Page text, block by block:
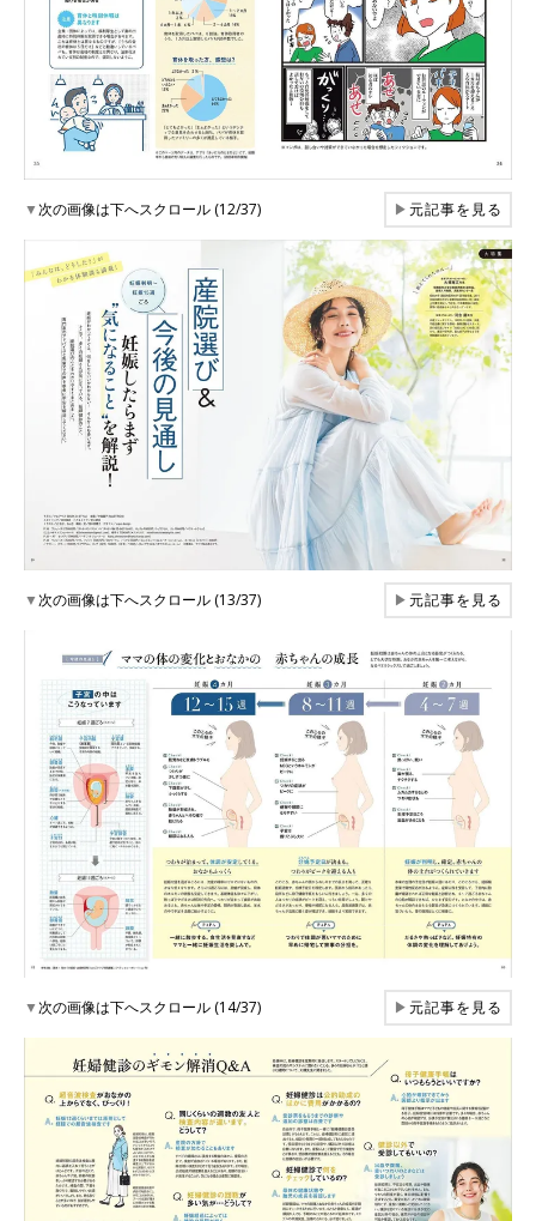
▼次の画像は下へスクロール (12/37) ▶元記事を見る
▼次の画像は下へスクロール (13/37) ▶元記事を見る
▼次の画像は下へスクロール (14/37) ▶元記事を見る